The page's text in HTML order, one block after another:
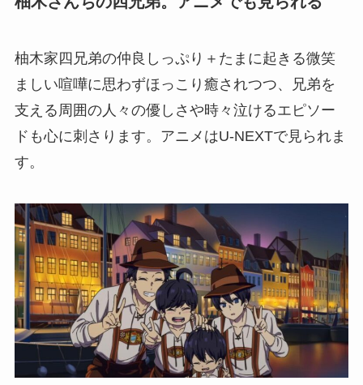
柚木家四兄弟の仲良しっぷり＋たまに起きる微笑
ましい喧嘩に思わずほっこり癒されつつ、兄弟を
支える周囲の人々の優しさや時々泣けるエピソー
ドも心に刺さります。アニメはU-NEXTで見られま
す。